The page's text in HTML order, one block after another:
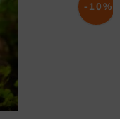
-10%